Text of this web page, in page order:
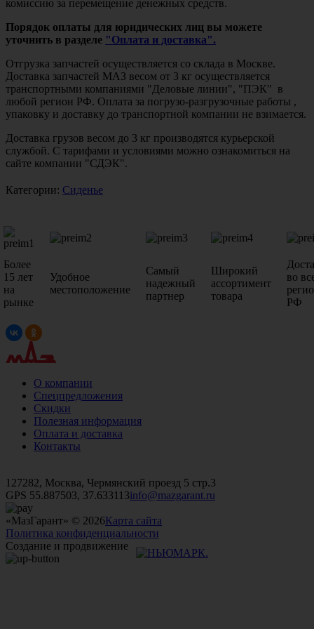
комиссию за перемещение денежных средств.
Порядок оплаты для юридических лиц вы можете
уточнить в разделе "Оплата и доставка".
Отгрузка запчастей осуществляется со склада в Москве.
Доставка запчастей МАЗ весом от 3 кг осуществляется
транспортными компаниями "Деловые линии", "ПЭК" в
любой регион РФ. Оплата за погрузо-разгрузочные работы ,
упаковку и доставку до транспортной компании не взимается.
Доставка грузов весом до 3 кг производятся курьерской
службой. С тарифами и условиями можно ознакомиться на
сайте компании "СДЭК".
Категории: Сиденье
Более
15 лет
на
рынке
Удобное
местоположение
Самый
надежный
партнер
Широкий
ассортимент
товара
во
РФ
О компании
Спецпредложения
Скидки
Полезная информация
Оплата и доставка
Контакты
127282, Москва, Чермянский проезд 5 стр.3
GPS 55.887503, 37.633113info@mazgarant.ru
«МазГарант» © 2026Карта сайта
Политика конфиденциальности
Создание и продвижение